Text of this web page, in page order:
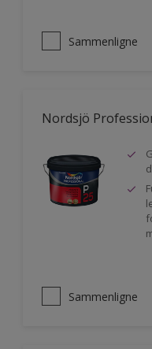
Sammenligne
Nordsjö
Sammenligne